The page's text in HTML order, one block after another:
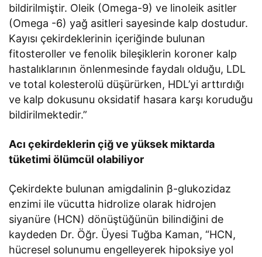
bildirilmiştir. Oleik (Omega-9) ve linoleik asitler
(Omega -6) yağ asitleri sayesinde kalp dostudur.
Kayısı çekirdeklerinin içeriğinde bulunan
fitosteroller ve fenolik bileşiklerin koroner kalp
hastalıklarının önlenmesinde faydalı olduğu, LDL
ve total kolesterolü düşürürken, HDL’yi arttırdığı
ve kalp dokusunu oksidatif hasara karşı koruduğu
bildirilmektedir.”
Acı çekirdeklerin çiğ ve yüksek miktarda
tüketimi ölümcül olabiliyor
Çekirdekte bulunan amigdalinin β-glukozidaz
enzimi ile vücutta hidrolize olarak hidrojen
siyanüre (HCN) dönüştüğünün bilindiğini de
kaydeden Dr. Öğr. Üyesi Tuğba Kaman, “HCN,
hücresel solunumu engelleyerek hipoksiye yol